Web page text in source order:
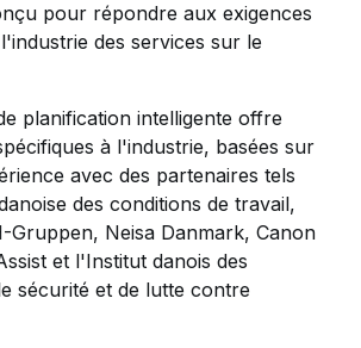
pour répondre aux exigences
des services sur le
planification intelligente offre
à l'industrie, basées sur
avec des partenaires tels
des conditions de travail,
Gruppen, Neisa Danmark, Canon
et l'Institut danois des
sécurité et de lutte contre